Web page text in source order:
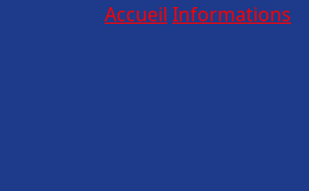
Accueil Informations